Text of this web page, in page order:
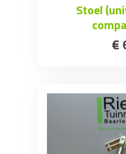
Stoel
€